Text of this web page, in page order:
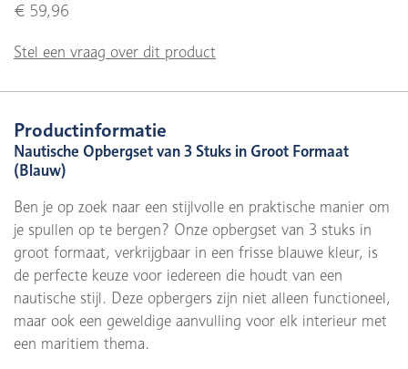
€ 59,96
Stel een vraag over dit product
Productinformatie
Nautische Opbergset van 3 Stuks in Groot Formaat
(Blauw)
Ben je op zoek naar een stijlvolle en praktische manier om
je spullen op te bergen? Onze opbergset van 3 stuks in
groot formaat, verkrijgbaar in een frisse blauwe kleur, is
de perfecte keuze voor iedereen die houdt van een
nautische stijl. Deze opbergers zijn niet alleen functioneel,
maar ook een geweldige aanvulling voor elk interieur met
een maritiem thema.